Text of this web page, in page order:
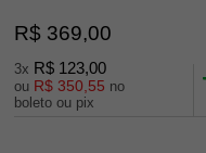
R$ 369,00
3x R$ 123,00
ou R$ 350,55 no
boleto ou pix